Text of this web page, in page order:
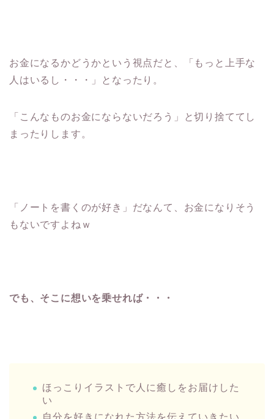
お金になるかどうかという視点だと、「もっと上手な
人はいるし・・・」となったり。
「こんなものお金にならないだろう」と切り捨ててし
まったりします。
「ノートを書くのが好き」だなんて、お金になりそう
もないですよねｗ
でも、そこに想いを乗せれば・・・
ほっこりイラストで人に癒しをお届けした
い
自分を好きになれた方法を伝えていきたい